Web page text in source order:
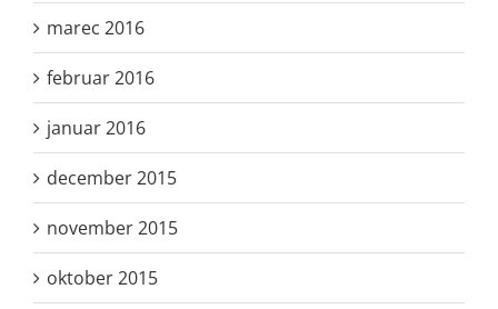
marec 2016
februar 2016
januar 2016
december 2015
november 2015
oktober 2015